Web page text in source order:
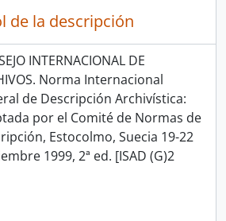
de la descripción
INTERNACIONAL DE
Norma Internacional
de Descripción Archivística:
por el Comité de Normas de
Estocolmo, Suecia 19-22
1999, 2ª ed. [ISAD (G)2